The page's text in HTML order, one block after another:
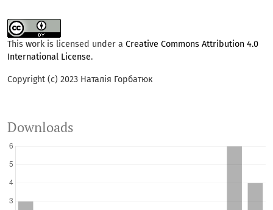
This work is licensed under a Creative Commons Attribution 4.0
International License.
Copyright (c) 2023 Наталія Горбатюк
Downloads